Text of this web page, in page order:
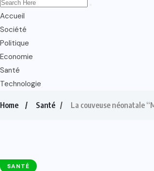
Accueil
Société
Politique
Economie
Santé
Technologie
Home Santé La couveuse néonatale
SANTÉ